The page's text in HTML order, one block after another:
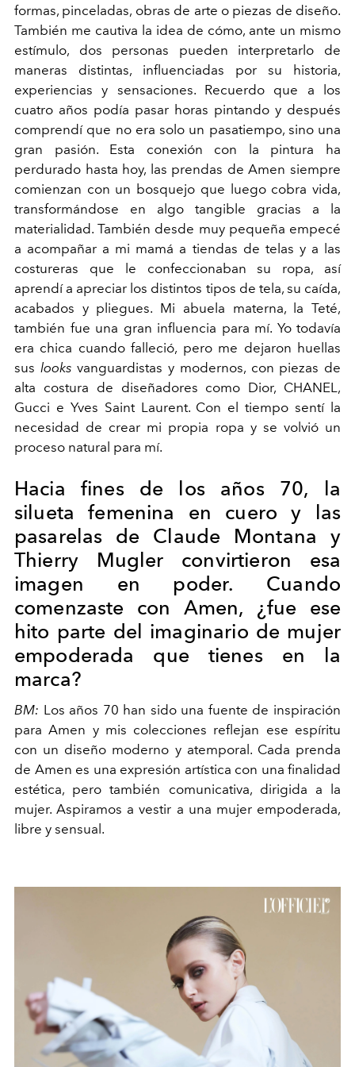
formas, pinceladas, obras de arte o piezas de diseño.
También me cautiva la idea de cómo, ante un mismo
estímulo, dos personas pueden interpretarlo de
maneras distintas, influenciadas por su historia,
experiencias y sensaciones. Recuerdo que a los
cuatro años podía pasar horas pintando y después
comprendí que no era solo un pasatiempo, sino una
gran pasión. Esta conexión con la pintura ha
perdurado hasta hoy, las prendas de Amen siempre
comienzan con un bosquejo que luego cobra vida,
transformándose en algo tangible gracias a la
materialidad. También desde muy pequeña empecé
a acompañar a mi mamá a tiendas de telas y a las
costureras que le confeccionaban su ropa, así
aprendí a apreciar los distintos tipos de tela, su caída,
acabados y pliegues. Mi abuela materna, la Teté,
también fue una gran influencia para mí. Yo todavía
era chica cuando falleció, pero me dejaron huellas
sus looks vanguardistas y modernos, con piezas de
alta costura de diseñadores como Dior, CHANEL,
Gucci e Yves Saint Laurent. Con el tiempo sentí la
necesidad de crear mi propia ropa y se volvió un
proceso natural para mí.
Hacia fines de los años 70, la
silueta femenina en cuero y las
pasarelas de Claude Montana y
Thierry Mugler convirtieron esa
imagen en poder. Cuando
comenzaste con Amen, ¿fue ese
hito parte del imaginario de mujer
empoderada que tienes en la
marca?
BM: Los años 70 han sido una fuente de inspiración
para Amen y mis colecciones reflejan ese espíritu
con un diseño moderno y atemporal. Cada prenda
de Amen es una expresión artística con una finalidad
estética, pero también comunicativa, dirigida a la
mujer. Aspiramos a vestir a una mujer empoderada,
libre y sensual.